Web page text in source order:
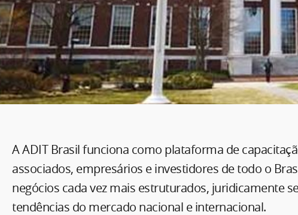
A ADIT Brasil funciona como plataforma de
associados, empresários e investidores de todo o
negócios cada vez mais estruturados, juridicamente
tendências do mercado nacional e internacional.